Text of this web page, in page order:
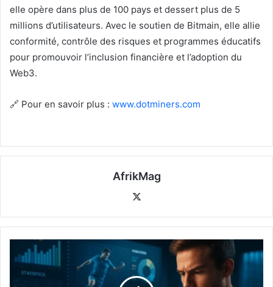
elle opère dans plus de 100 pays et dessert plus de 5
millions d’utilisateurs. Avec le soutien de Bitmain, elle allie
conformité, contrôle des risques et programmes éducatifs
pour promouvoir l’inclusion financière et l’adoption du
Web3.
🔗 Pour en savoir plus : www.dotminers.com
AfrikMag